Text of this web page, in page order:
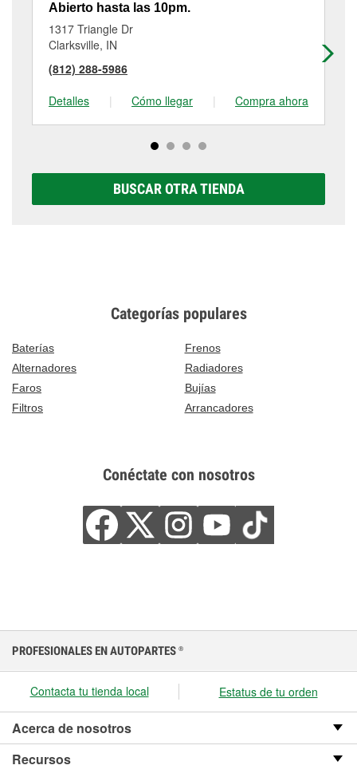
Abierto hasta las 10pm.
1317 Triangle Dr
Clarksville, IN
(812) 288-5986
Detalles
| Cómo llegar | Compra ahora
BUSCAR OTRA TIENDA
Categorías populares
Baterías
Frenos
Alternadores
Radiadores
Faros
Bujías
Filtros
Arrancadores
Conéctate con nosotros
PROFESIONALES EN AUTOPARTES ®
Contacta tu tienda local Estatus de tu orden
Acerca de nosotros
Recursos